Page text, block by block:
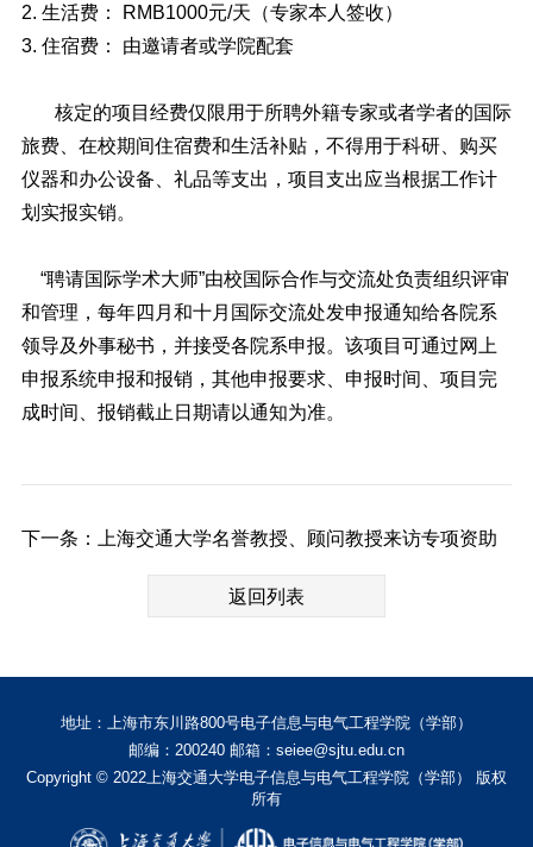
2. 生活费： RMB1000元/天（专家本人签收）
3. 住宿费： 由邀请者或学院配套
核定的项目经费仅限用于所聘外籍专家或者学者的国际
旅费、在校期间住宿费和生活补贴，不得用于科研、购买
仪器和办公设备、礼品等支出，项目支出应当根据工作计
划实报实销。
“聘请国际学术大师”由校国际合作与交流处负责组织评审
和管理，每年四月和十月国际交流处发申报通知给各院系
领导及外事秘书，并接受各院系申报。该项目可通过网上
申报系统申报和报销，其他申报要求、申报时间、项目完
成时间、报销截止日期请以通知为准。
下一条：上海交通大学名誉教授、顾问教授来访专项资助
返回列表
地址：上海市东川路800号电子信息与电气工程学院（学部）
邮编：200240 邮箱：seiee@sjtu.edu.cn
Copyright © 2022上海交通大学电子信息与电气工程学院（学部） 版权
所有